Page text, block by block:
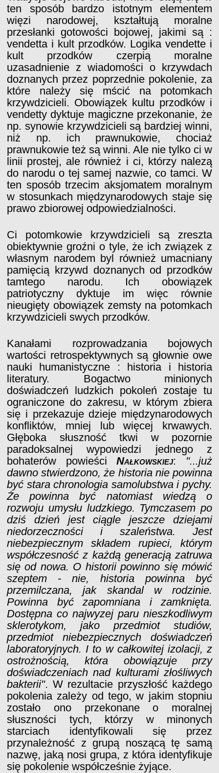
ten sposób bardzo istotnym elementem
więzi narodowej, kształtują moralne
przesłanki gotowości bojowej, jakimi są :
vendetta i kult przodków. Logika vendette i
kult przodków czerpią moralne
uzasadnienie z wiadomości o krzywdach
doznanych przez poprzednie pokolenie, za
które należy się mścić na potomkach
krzywdzicieli. Obowiązek kultu przodków i
vendetty dyktuje magiczne przekonanie, że
np. synowie krzywdzicieli są bardziej winni,
niż np. ich prawnukowie, chociaż
prawnukowie też są winni. Ale nie tylko ci w
linii prostej, ale również i ci, którzy nalezą
do narodu o tej samej nazwie, co tamci. W
ten sposób trzecim aksjomatem moralnym
w stosunkach międzynarodowych staje się
prawo zbiorowej odpowiedzialności.
Ci potomkowie krzywdzicieli są zreszta
obiektywnie groźni o tyle, że ich związek z
własnym narodem byl również umacniany
pamięcią krzywd doznanych od przodków
tamtego narodu. Ich obowiązek
patriotyczny dyktuje im więc równie
nieugięty obowiązek zemsty na potomkach
krzywdzicieli swych przodków.
Kanałami rozprowadzania bojowych
wartości retrospektywnych są głownie owe
nauki humanistyczne : historia i historia
literatury. Bogactwo minionych
doświadczeń ludzkich pokoleń zostaje tu
ograniczone do zakresu, w którym zbiera
się i przekazuje dzieje międzynarodowych
konfliktów, mniej lub więcej krwawych.
Głęboka słuszność tkwi w pozornie
paradoksalnej wypowiedzi jednego z
bohaterów powieściNałkowskiej: "...już
dawno stwierdzono, że historia nie powinna
być stara chronologia samolubstwa i pychy.
Że powinna być natomiast wiedzą o
rozwoju umysłu ludzkiego. Tymczasem po
dziś dzień jest ciągle jeszcze dziejami
niedorzeczności i szaleństwa. Jest
niebezpiecznym składem rupieci, którym
współczesność z każdą generacją zatruwa
się od nowa. O historii powinno się mówić
szeptem - nie, historia powinna być
przemilczana, jak skandal w rodzinie.
Powinna być zapomniana i zamknięta.
Dostępna co najwyzej paru nieszkodliwym
sklerotykom, jako przedmiot studiów,
przedmiot niebezpiecznych doświadczeń
laboratoryjnych. I to w całkowitej izolacji, z
ostrożnością, która obowiązuje przy
doświadczeniach nad kulturami złośliwych
bakterii". W rezultacie przyszłość każdego
pokolenia zależy od tego, w jakim stopniu
zostało ono przekonane o moralnej
słuszności tych, którzy w minonych
starciach identyfikowali się przez
przynależność z grupą noszącą tę samą
nazwę, jaką nosi grupa, z która identyfikuje
się pokolenie współcześnie żyjące.